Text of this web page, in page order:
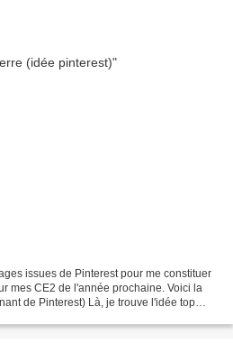
issues de Pinterest pour me constituer
mes CE2 de l'année prochaine. Voici la
de Pinterest) Là, je trouve l'idée top